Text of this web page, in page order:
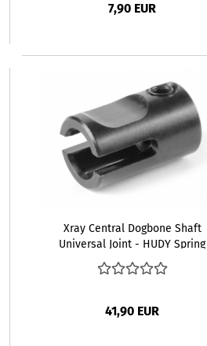
7,90 EUR
Xray Central Dogbone Shaft
Universal Joint - HUDY Spring
Steel
41,90 EUR